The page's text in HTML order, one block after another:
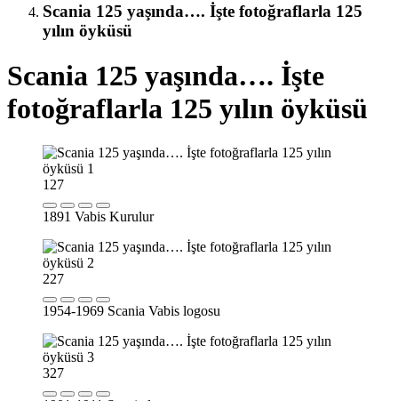
Scania 125 yaşında…. İşte fotoğraflarla 125
yılın öyküsü
Scania 125 yaşında…. İşte
fotoğraflarla 125 yılın öyküsü
1 27
1891 Vabis Kurulur
227
1954-1969 Scania Vabis logosu
327